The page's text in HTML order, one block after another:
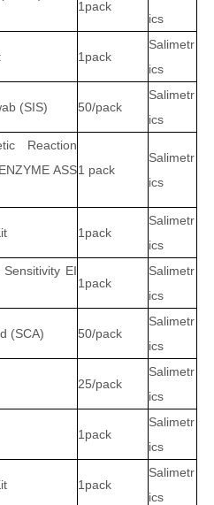
1pack
ics
1pack
Salimetr
ics
(SIS) 50/pack
Salimetr
ics
Reaction
ASS1 pack
Salimetr
ics
1pack
Salimetr
ics
EI
1pack
Salimetr
ics
(SCA) 50/pack
Salimetr
ics
25/pack
Salimetr
ics
1pack
Salimetr
ics
1pack
Salimetr
ics